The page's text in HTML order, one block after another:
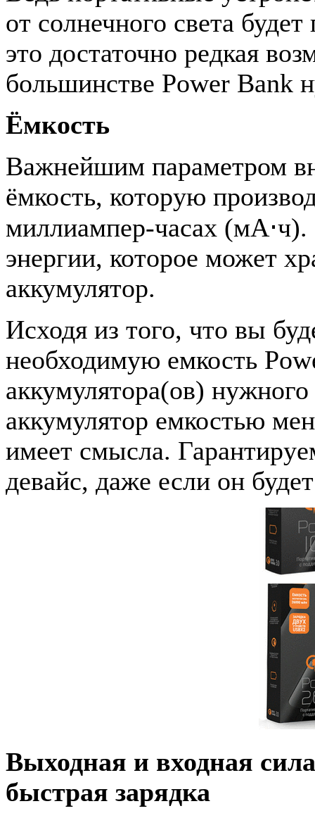
от солнечного света
это достаточно редкая
большинстве Power Bank
Ёмкость
Важнейшим параметром
ёмкость, которую
миллиампер-часах (мА⋅ч).
энергии, которое может
аккумулятор.
Исходя из того, что вы
необходимую емкость
аккумулятора(ов) нужного
аккумулятор емкостью
имеет смысла.
девайс, даже если он
Выходная и входная
быстрая зарядка